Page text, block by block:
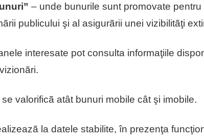
– unde bunurile sunt promovate
publicului şi al asigurãrii unei vizibilitãţi
interesate pot consulta informaţiile
valorificã atât bunuri mobile cât şi imobile.
la datele stabilite, în prezenţa